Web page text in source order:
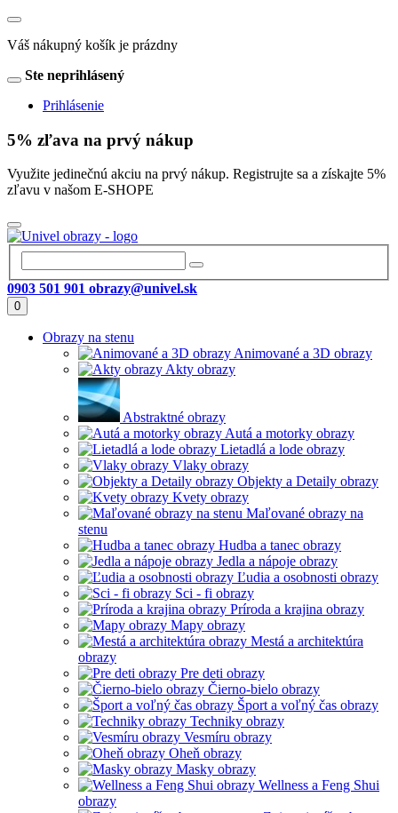
Váš nákupný košík je prázdny
Ste neprihlásený
Prihlásenie
5% zľava na prvý nákup
Využite jedinečnú akciu na prvý nákup. Registrujte sa a získajte 5%
zľavu v našom E-SHOPE
0903 501 901 obrazy@univel.sk
0
Obrazy na stenu
Animované a 3D obrazy
Akty obrazy
Abstraktné obrazy
Autá a motorky obrazy
Lietadlá a lode obrazy
Vlaky obrazy
Objekty a Detaily obrazy
Kvety obrazy
Maľované obrazy na
stenu
Hudba a tanec obrazy
Jedla a nápoje obrazy
Ľudia a osobnosti obrazy
Sci - fi obrazy
Príroda a krajina obrazy
Mapy obrazy
Mestá a architektúra
obrazy
Pre deti obrazy
Čierno-bielo obrazy
Šport a voľný čas obrazy
Techniky obrazy
Vesmíru obrazy
Oheň obrazy
Masky obrazy
Wellness a Feng Shui
obrazy